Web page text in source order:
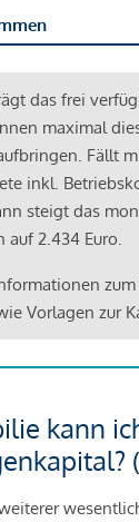
das frei
maximal
Fällt
inkl.
steigt das
auf 2.434 Euro.
zum
Vorlagen zur
kann